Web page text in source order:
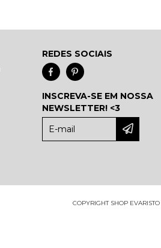
REDES SOCIAIS
INSCREVA-SE EM NOSSA
NEWSLETTER! <3
COPYRIGHT SHOP